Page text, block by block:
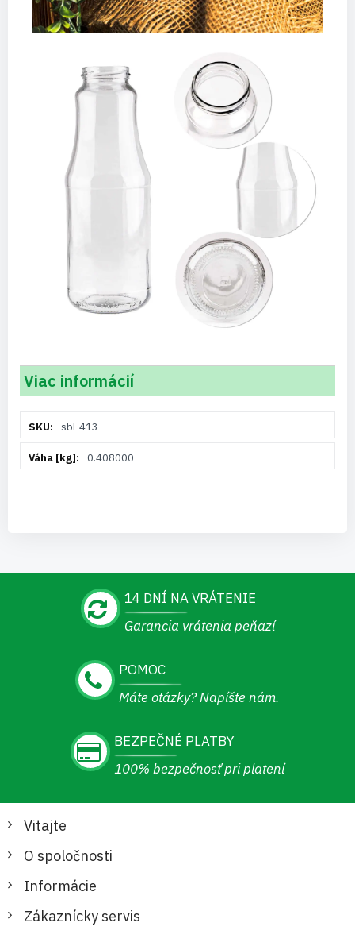
Viac informácií
informáciísbl-413
0.408000
14 DNÍ NA VRÁTENIE
Garancia vrátenia peňazí
POMOC
Máte otázky? Napíšte nám.
BEZPEČNÉ PLATBY
100% bezpečnosť pri platení
Vitajte
O spoločnosti
Informácie
Zákaznícky servis